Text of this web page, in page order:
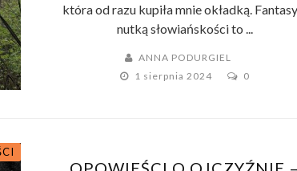
która od razu kupiła mnie okładką.
nutką słowiańskości to ...
ANNA PODURGIEL
1 sierpnia 2024
0